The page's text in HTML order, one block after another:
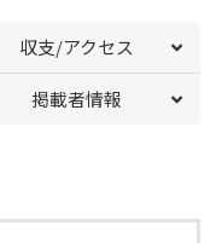
収支/アクセス
掲載者情報